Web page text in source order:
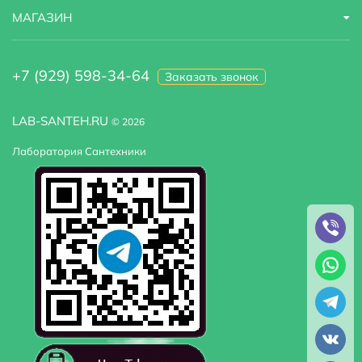
LAB-SANTEH.RU © 2026
Лаборатория Сантехники
МАГАЗИН
+7 (929) 598-34-64 Заказать звонок